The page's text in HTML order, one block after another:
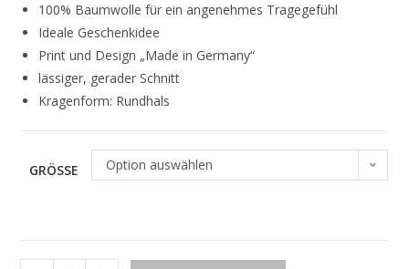
100% Baumwolle für ein angenehmes Tragegefühl
Ideale Geschenkidee
Print und Design „Made in Germany“
lässiger, gerader Schnitt
Kragenform: Rundhals
GRÖSSE Option auswählen